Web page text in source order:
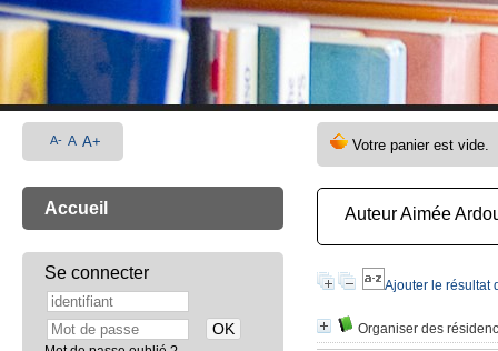
Auteur Aimée
Ajouter le résultat
Organiser des
A- A A+
Accueil
Se connecter